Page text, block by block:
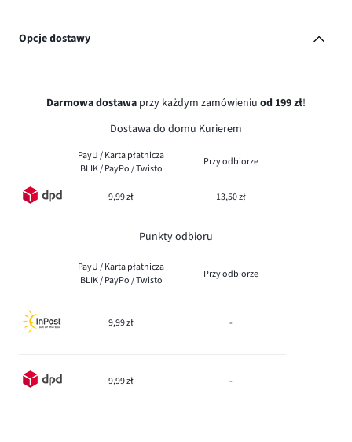
Opcje dostawy
Darmowa dostawa przy każdym zamówieniu od 199 zł!
Dostawa do domu Kurierem
PayU / Karta płatnicza
BLIK / PayPo / Twisto
Przy odbiorze
9,99 zł 13,50 zł
Punkty odbioru
PayU / Karta płatnicza
BLIK / PayPo / Twisto
Przy odbiorze
9,99 zł -
9,99 zł -